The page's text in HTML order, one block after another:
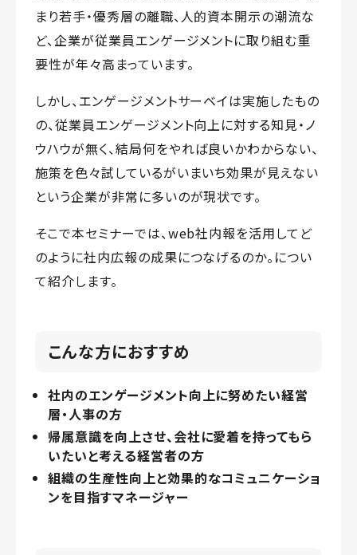
まり若手・優秀層の離職、人的資本開示の潮流な
ど、企業が従業員エンゲージメントに取り組む重
要性が年々高まっています。
しかし、エンゲージメントサーベイは実施したもの
の、従業員エンゲージメント向上に対する知見・ノ
ウハウが無く、結局何をやれば良いかわからない、
施策を色々試しているがいまいち効果が見えない
という企業が非常に多いのが現状です。
そこで本セミナーでは、web社内報を活用してど
のように社内広報の成果につなげるのか。につい
て紹介します。
こんな方におすすめ
社内のエンゲージメント向上に努めたい経営
層・人事の方
帰属意識を向上させ、会社に愛着を持ってもら
いたいと考える経営者の方
組織の生産性向上と効果的なコミュニケーショ
ンを目指すマネージャー